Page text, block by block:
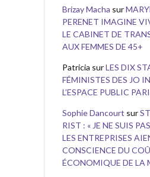
Brizay Macha sur
PERENET IMAGINE
LE CABINET DE
AUX FEMMES DE 45+
Patricia surLES DIX
FÉMINISTES DES JO
L’ESPACE PUBLIC
Sophie Dancourt sur
RIST : « JE NE SUIS
LES ENTREPRISES
CONSCIENCE DU
ÉCONOMIQUE DE LA